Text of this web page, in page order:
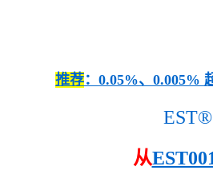
推荐：0.05%、0.005%
EST®
从